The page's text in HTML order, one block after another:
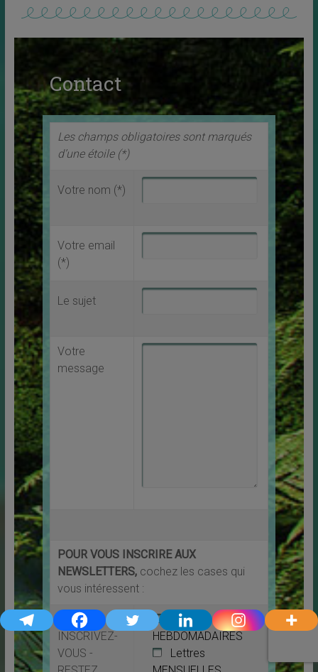
Contact
Les champs obligatoires sont marqués
d’une étoile (*)
Votre nom (*)
Votre email
(*)
Le sujet
Votre
message
POUR VOUS INSCRIRE AUX
NEWSLETTERS, cochez les cases qui
vous intéressent :
INSCRIVEZ-
VOUS -
Lettres
HEBDOMADAIRES
Lettres